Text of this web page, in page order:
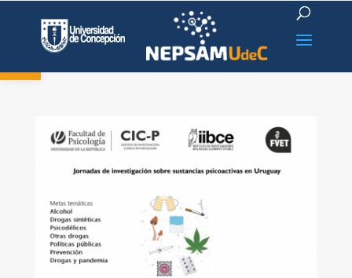
Open toolbar